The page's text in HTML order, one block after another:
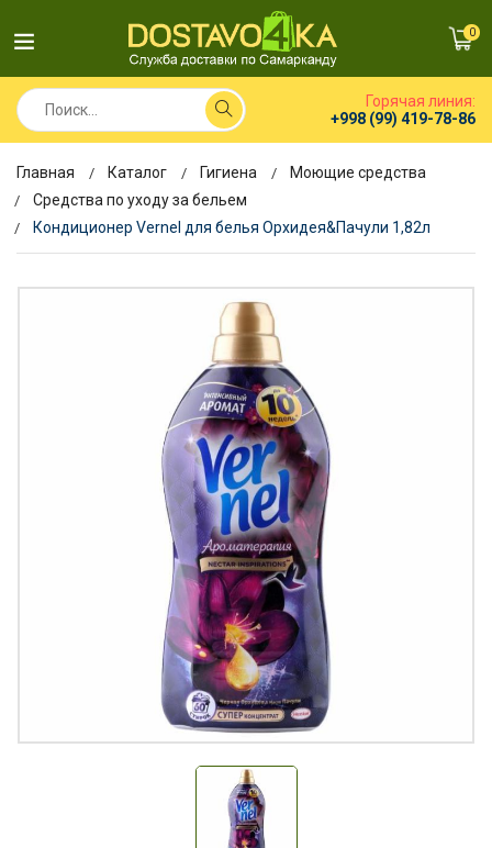
0
Горячая линия:
+998 (99) 419-78-86
Главная Каталог Гигиена
Моющие средства
Средства по уходу за бельем
Кондиционер Vernel для белья Орхидея&Пачули 1,82л